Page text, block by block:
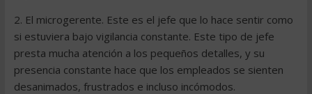
2. El microgerente. Este es el jefe que lo hace sentir como
si estuviera bajo vigilancia constante. Este tipo de jefe
presta mucha atención a los pequeños detalles, y su
presencia constante hace que los empleados se sienten
desanimados, frustrados e incluso incómodos.